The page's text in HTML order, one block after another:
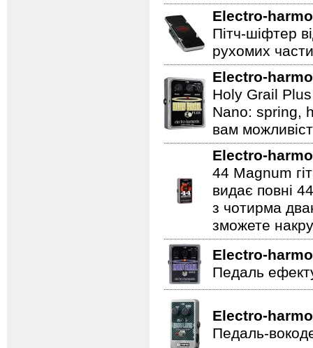
Electro-
Пітч-шіфтер
рухомих
Electro-
Holy Grail Plus
Nano: spring,
вам
Electro-
44 Magnum
видає повні
з чотирма
зможете
Electro-
Педаль
Electro-
Педаль-